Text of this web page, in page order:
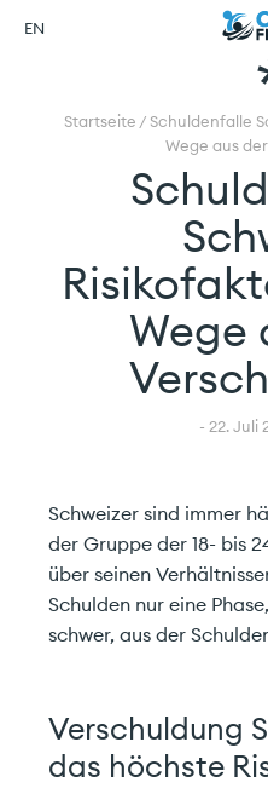
EN
Privatkunden
Geschäftskunden
Schadenfall
Schuldenfalle
Verschuldung
Startseite / Schuldenfalle
Wege aus
Wege
- 22. Juli
Schweizer sind immer
der Gruppe der 18- bis
über seinen
Schulden nur eine
schwer, aus der
Verschuldung
das höchste